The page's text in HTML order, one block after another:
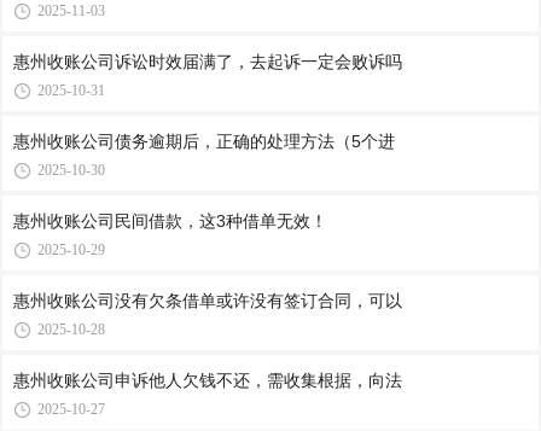
2025-11-03
惠州收账公司​诉讼时效届满了，去起诉一定会败诉吗
2025-10-31
惠州收账公司​债务逾期后，正确的处理方法（5个进
2025-10-30
惠州收账公司​民间借款，这3种借单无效！
2025-10-29
惠州收账公司​没有欠条借单或许没有签订合同，可以
2025-10-28
惠州收账公司​申诉他人欠钱不还，需收集根据，向法
2025-10-27